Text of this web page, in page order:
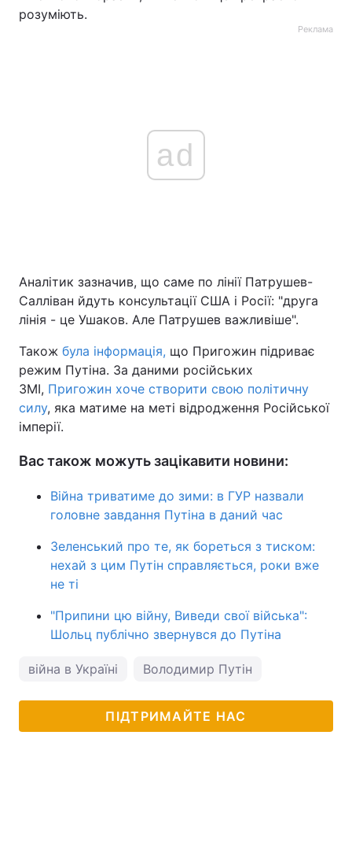
розуміють.
Реклама
ad
Аналітик зазначив, що саме по лінії Патрушев-
Салліван йдуть консультації США і Росії: "друга
лінія - це Ушаков. Але Патрушев важливіше".
Також була інформація, що Пригожин підриває
режим Путіна. За даними російських
ЗМІ, Пригожин хоче створити свою політичну
силу, яка матиме на меті відродження Російської
імперії.
Вас також можуть зацікавити новини:
Війна триватиме до зими: в ГУР назвали
головне завдання Путіна в даний час
Зеленський про те, як бореться з тиском:
нехай з цим Путін справляється, роки вже
не ті
"Припини цю війну, Виведи свої війська":
Шольц публічно звернувся до Путіна
війна в Україні Володимир Путін
ПІДТРИМАЙТЕ НАС